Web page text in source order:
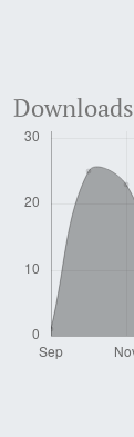
Downloads